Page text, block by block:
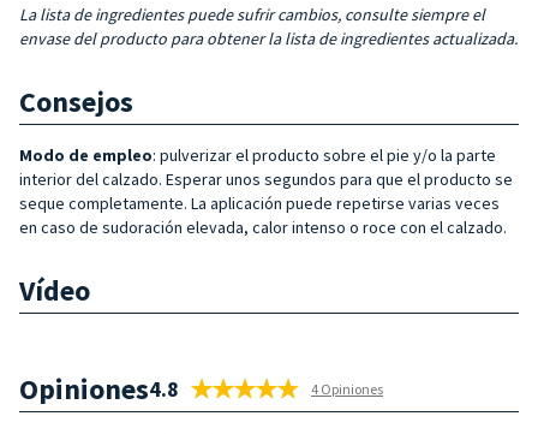
La lista de ingredientes puede sufrir cambios, consulte siempre el
envase del producto para obtener la lista de ingredientes actualizada.
Consejos
Modo de empleo: pulverizar el producto sobre el pie y/o la parte
interior del calzado. Esperar unos segundos para que el producto se
seque completamente. La aplicación puede repetirse varias veces
en caso de sudoración elevada, calor intenso o roce con el calzado.
Vídeo
Opiniones4.8 4 Opiniones